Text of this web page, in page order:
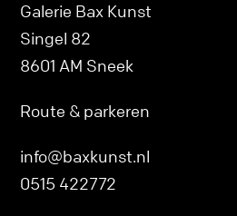
Galerie Bax Kunst
Singel 82
8601 AM Sneek
Route & parkeren
info@baxkunst.nl
0515 422772